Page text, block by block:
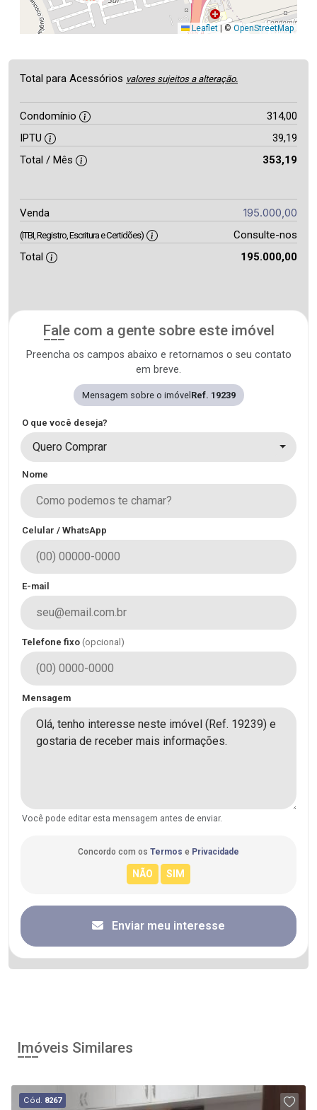
Leaflet © OpenStreetMap
Total para Acessórios valores sujeitos a alteração.
Condomínio
314,00
IPTU
39,19
Total / Mês
353,19
Venda 195.000,00
(ITBI, Registro, Escritura e Certidões)
Consulte-nos
Total
195.000,00
Fale com a gente sobre este imóvel
Preencha os campos abaixo e retornamos o seu contato
em breve.
Mensagem sobre o imóvel Ref. 19239
O que você deseja?
Quero Comprar
Nome
Celular / WhatsApp
E-mail
Telefone fixo (opcional)
Mensagem
Você pode editar esta mensagem antes de enviar.
Concordo com os Termos e Privacidade
Enviar meu interesse
Imóveis Similares
Cód. 8267